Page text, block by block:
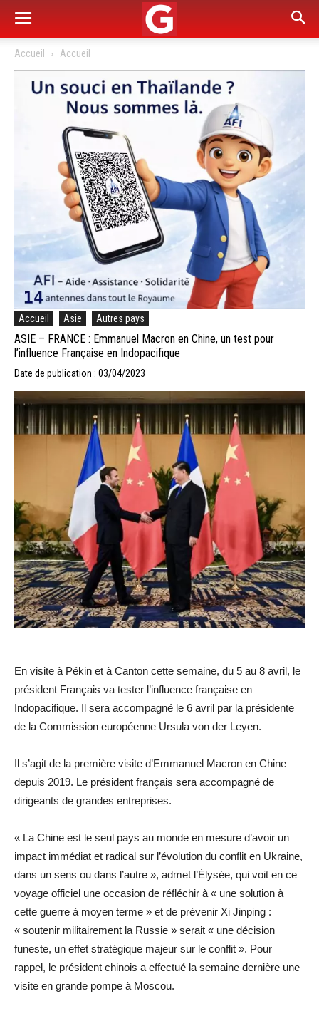
Accueil Accueil
Accueil Asie Autres pays
ASIE – FRANCE : Emmanuel Macron en Chine, un test pour
l’influence Française en Indopacifique
Date de publication : 03/04/2023
En visite à Pékin et à Canton cette semaine, du 5 au 8 avril, le
président Français va tester l’influence française en
Indopacifique. Il sera accompagné le 6 avril par la présidente
de la Commission européenne Ursula von der Leyen.
Il s’agit de la première visite d’Emmanuel Macron en Chine
depuis 2019. Le président français sera accompagné de
dirigeants de grandes entreprises.
« La Chine est le seul pays au monde en mesure d’avoir un
impact immédiat et radical sur l’évolution du conflit en Ukraine,
dans un sens ou dans l’autre », admet l’Élysée, qui voit en ce
voyage officiel une occasion de réfléchir à « une solution à
cette guerre à moyen terme » et de prévenir Xi Jinping :
« soutenir militairement la Russie » serait « une décision
funeste, un effet stratégique majeur sur le conflit ». Pour
rappel, le président chinois a effectué la semaine dernière une
visite en grande pompe à Moscou.